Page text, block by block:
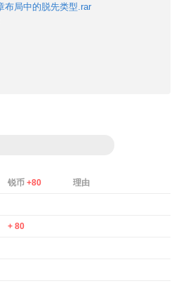
布局中的脱先类型.rar
锐币 +80 理由
+ 80